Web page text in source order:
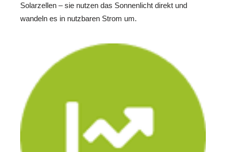
Solarzellen – sie nutzen das Sonnenlicht direkt und
wandeln es in nutzbaren Strom um.